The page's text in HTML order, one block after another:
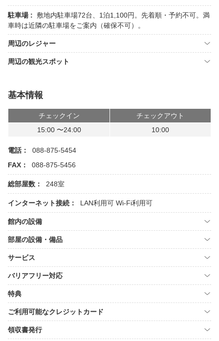
駐車場 :
敷地内駐車場72台、1泊1,100円。先着順・予約不可。満
車時は近隣の駐車場をご案内（確保不可）。
周辺のレジャー
周辺の観光スポット
基本情報
チェックイン
チェックアウト
15:00 〜24:00
10:00
電話：
088-875-5454
FAX：
088-875-5456
総部屋数： 248室
インターネット接続： LAN利用可 Wi-Fi利用可
館内の設備
部屋の設備・備品
サービス
バリアフリー対応
特典
ご利用可能なクレジットカード
領収書発行